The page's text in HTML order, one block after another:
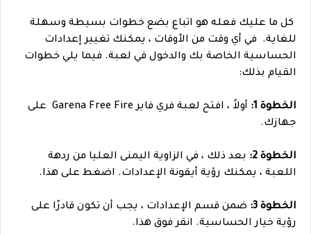
كل ما عليك فعله هو اتباع بضع خطوات بسيطة وسهلة
للغاية.
في أي وقت من الأوقات ، يمكنك تغيير إعدادات
الحساسية الخاصة بك والدخول في لعبة. فيما يلي خطوات
القيام بذلك:
الخطوة 1:
أولاً ، افتح لعبة فري فاير Garena Free Fire على
جهازك.
الخطوة 2:
بعد ذلك ، في الزاوية اليمنى العليا من ردهة
اللعبة ، يمكنك رؤية أيقونة الإعدادات. اضغط على هذا.
الخطوة 3:
ضمن قسم الإعدادات ، يجب أن تكون قادرًا على
رؤية خيار الحساسية. انقر فوق هذا.